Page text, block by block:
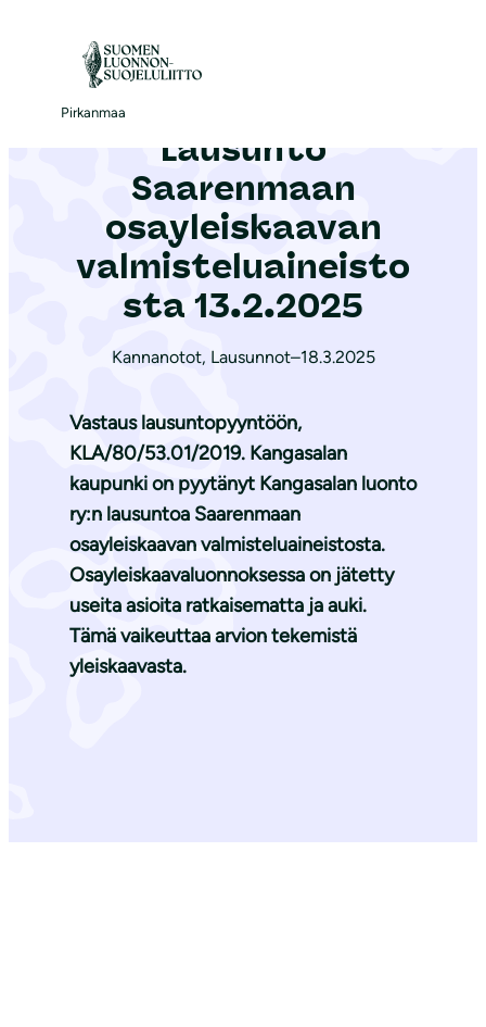
Pirkanmaa
Etusivu|Ajankohtaista
Lausunto
Saarenmaan
osayleiskaavan
valmisteluaineisto
sta 13.2.2025
Kannanotot, Lausunnot–18.3.2025
Vastaus lausuntopyyntöön,
KLA/80/53.01/2019. Kangasalan
kaupunki on pyytänyt Kangasalan luonto
ry:n lausuntoa Saarenmaan
osayleiskaavan valmisteluaineistosta.
Osayleiskaavaluonnoksessa on jätetty
useita asioita ratkaisematta ja auki.
Tämä vaikeuttaa arvion tekemistä
yleiskaavasta.